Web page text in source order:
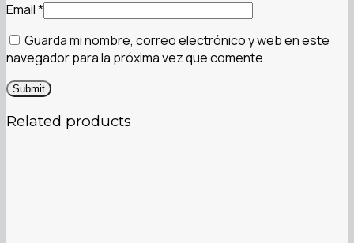
Email*
Guarda mi nombre, correo electrónico y web en este
navegador para la próxima vez que comente.
Related products